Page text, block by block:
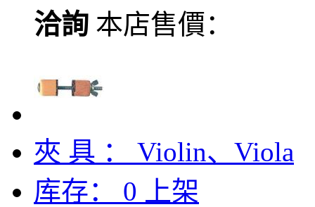
洽詢 本店售價：
夾 具 ： Violin、Viola
库存： 0
上架